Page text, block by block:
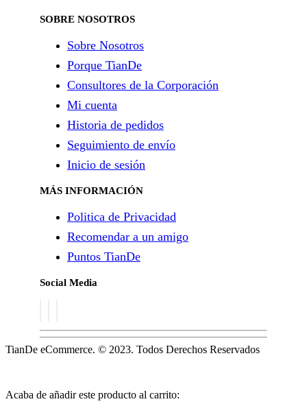
SOBRE NOSOTROS
Sobre Nosotros
Porque TianDe
Consultores de la Corporación
Mi cuenta
Historia de pedidos
Seguimiento de envío
Inicio de sesión
MÁS INFORMACIÓN
Politica de Privacidad
Recomendar a un amigo
Puntos TianDe
Social Media
TianDe eCommerce. © 2023. Todos Derechos Reservados
Acaba de añadir este producto al carrito: